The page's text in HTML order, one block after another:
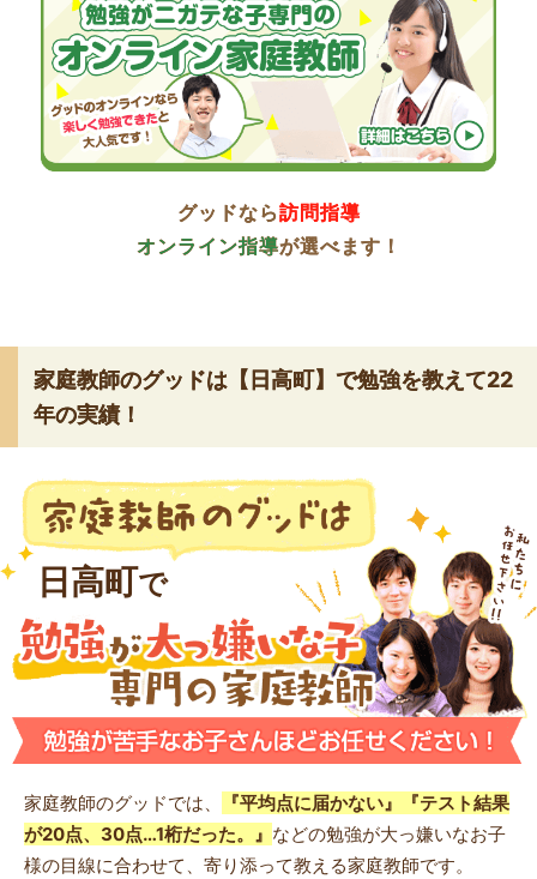
グッドなら訪問指導
オンライン指導が選べます！
家庭教師のグッドは【日高町】で勉強を教えて22
年の実績！
日高町で
家庭教師のグッドでは、
『平均点に届かない』『テスト結果
が20点、30点…1桁だった。』 などの勉強が大っ嫌いなお子
様の目線に合わせて、寄り添って教える家庭教師です。